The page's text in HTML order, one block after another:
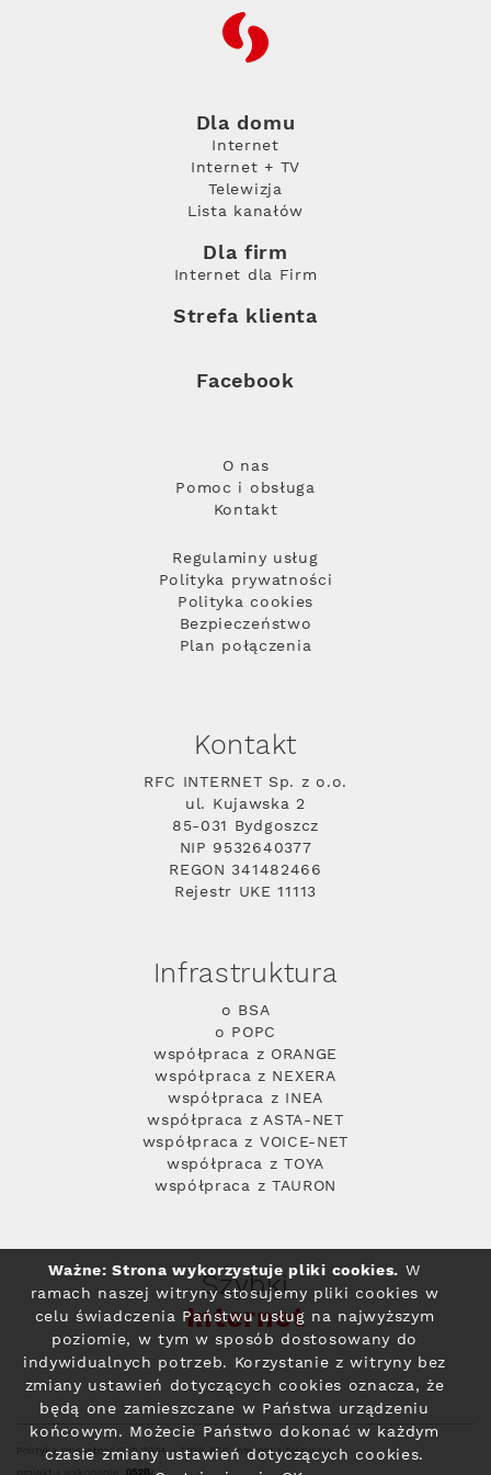
RFC
Dla domu
Internet
Internet + TV
Telewizja
Lista kanałów
Dla firm
Internet dla Firm
Strefa klienta
Facebook
O nas
Pomoc i obsługa
Kontakt
Regulaminy usług
Polityka prywatności
Polityka cookies
Bezpieczeństwo
Plan połączenia
Kontakt
RFC INTERNET Sp. z o.o.
ul. Kujawska 2
85-031 Bydgoszcz
NIP 9532640377
REGON 341482466
Rejestr UKE 11113
Infrastruktura
o BSA
o POPC
współpraca z ORANGE
współpraca z NEXERA
współpraca z INEA
współpraca z ASTA-NET
współpraca z VOICE-NET
współpraca z TOYA
współpraca z TAURON
Szybki
Internet
Polityka prywatności© 2004 - 2026 RFC Internet i Telewizja
Ważne: Strona wykorzystuje pliki cookies. W
ramach naszej witryny stosujemy pliki cookies w
celu świadczenia Państwu usług na najwyższym
poziomie, w tym w sposób dostosowany do
indywidualnych potrzeb. Korzystanie z witryny bez
zmiany ustawień dotyczących cookies oznacza, że
będą one zamieszczane w Państwa urządzeniu
końcowym. Możecie Państwo dokonać w każdym
czasie zmiany ustawień dotyczących cookies.